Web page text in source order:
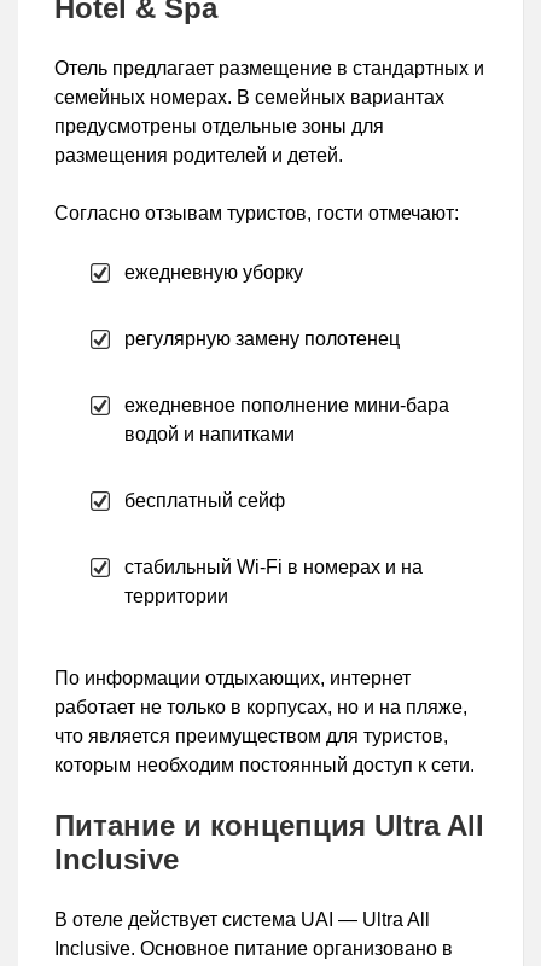
Hotel & Spa
Отель предлагает размещение в стандартных и
семейных номерах. В семейных вариантах
предусмотрены отдельные зоны для
размещения родителей и детей.
Согласно отзывам туристов, гости отмечают:
ежедневную уборку
регулярную замену полотенец
ежедневное пополнение мини-бара
водой и напитками
бесплатный сейф
стабильный Wi-Fi в номерах и на
территории
По информации отдыхающих, интернет
работает не только в корпусах, но и на пляже,
что является преимуществом для туристов,
которым необходим постоянный доступ к сети.
Питание и концепция Ultra All
Inclusive
В отеле действует система UAI — Ultra All
Inclusive. Основное питание организовано в